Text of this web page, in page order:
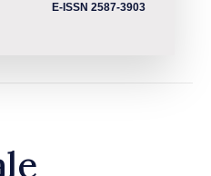
E-ISSN 2587-3903